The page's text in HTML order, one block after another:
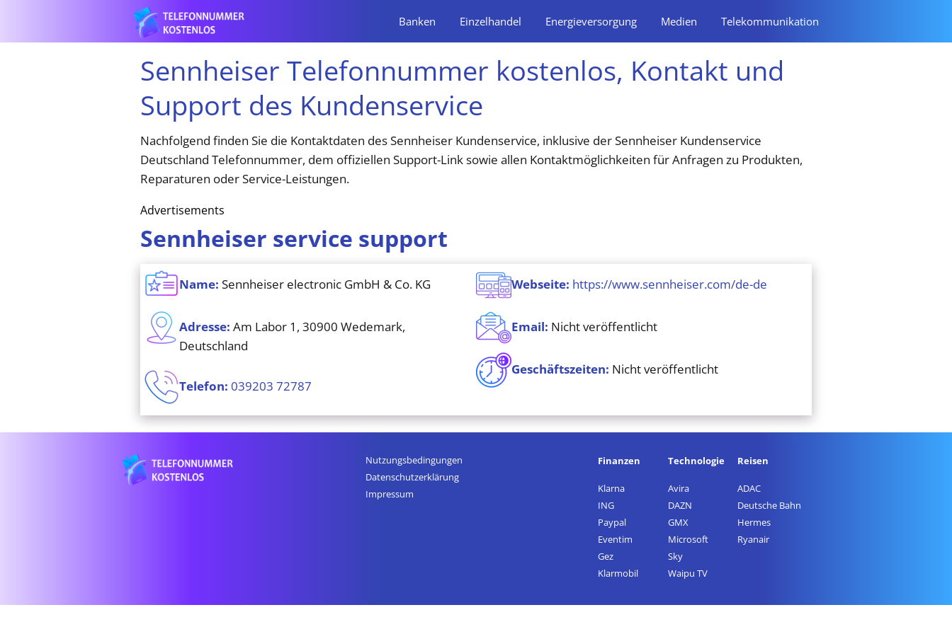
Banken Einzelhandel Energieversorgung Medien Telekommunikation
Sennheiser Telefonnummer kostenlos, Kontakt und
Support des Kundenservice
Nachfolgend finden Sie die Kontaktdaten des Sennheiser Kundenservice, inklusive der Sennheiser Kundenservice
Deutschland Telefonnummer, dem offiziellen Support-Link sowie allen Kontaktmöglichkeiten für Anfragen zu Produkten,
Reparaturen oder Service-Leistungen.
Advertisements
Sennheiser service support
Name: Sennheiser electronic GmbH & Co. KG
Adresse: Am Labor 1, 30900 Wedemark,
Deutschland
Telefon: 039203 72787
Webseite: https://www.sennheiser.com/de-de
Email: Nicht veröffentlicht
Geschäftszeiten: Nicht veröffentlicht
Nutzungsbedingungen
Datenschutz­erklärung
Impressum
Finanzen
Klarna
ING
Paypal
Eventim
Gez
Klarmobil
Technologie
Avira
DAZN
GMX
Microsoft
Sky
Waipu TV
Reisen
ADAC
Deutsche Bahn
Hermes
Ryanair